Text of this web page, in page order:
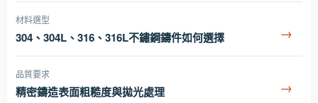
材料選型
304、304L、316、316L不鏽鋼鑄件如何選擇 →
品質要求
精密鑄造表面粗糙度與拋光處理 →